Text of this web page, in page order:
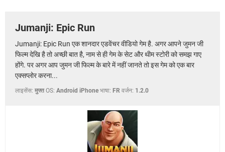
Jumanji: Epic Run
Jumanji: Epic Run एक शानदार एडवेंचर वीडियो गेम है. अगर आपने जुमन जी
फिल्म देखि है तो अच्छी बात है, नाम से ही गेम के सेट और थीम स्टोरी को समझ गाए
होंगे. पर अगर आप जुमन जी फिल्म के बारे में नहीं जानते तो इस गेम को एक बार
एक्सप्लोर करना...
लाइसेंस: मुफ्त OS: Android iPhone भाषा: FR वर्जन: 1.2.0